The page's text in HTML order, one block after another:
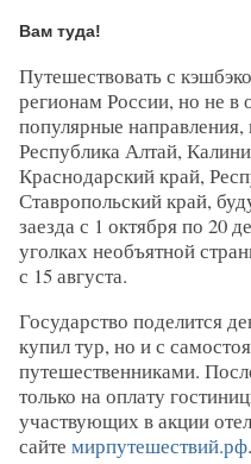
Вам туда!
Путешествовать с
регионам России, но не в
популярные
Республика Алтай,
Краснодарский край,
Ставропольский край,
заезда с 1 октября по 20
уголках необъятной
с 15 августа.
Государство поделится
купил тур, но и с
путешественниками.
только на оплату
участвующих в акции
сайтемирпутешествий.рф.